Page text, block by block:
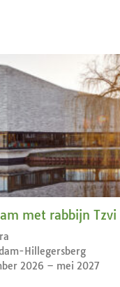
met rabbijn Tzvi
Hillegersberg
2026 – mei 2027